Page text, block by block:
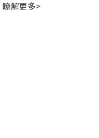
瞭解更多>